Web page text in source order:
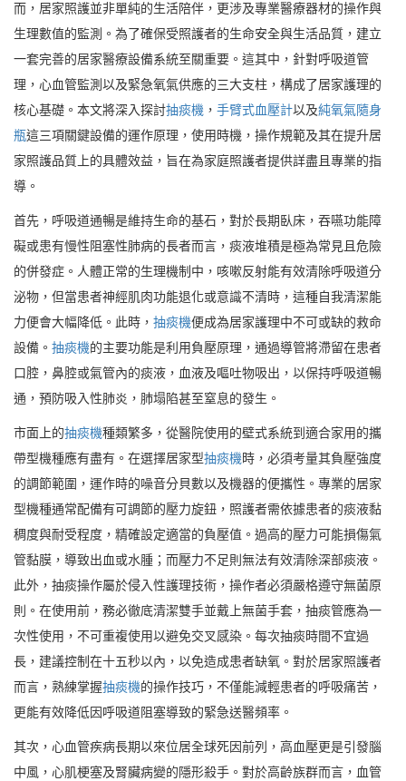
而，居家照護並非單純的生活陪伴，更涉及專業醫療器材的操作與
生理數值的監測。為了確保受照護者的生命安全與生活品質，建立
一套完善的居家醫療設備系統至關重要。這其中，針對呼吸道管
理，心血管監測以及緊急氧氣供應的三大支柱，構成了居家護理的
核心基礎。本文將深入探討抽痰機 ， 手臂式血壓計以及純氧氣隨身
瓶這三項關鍵設備的運作原理，使用時機，操作規範及其在提升居
家照護品質上的具體效益，旨在為家庭照護者提供詳盡且專業的指
導。
首先，呼吸道通暢是維持生命的基石，對於長期臥床，吞嚥功能障
礙或患有慢性阻塞性肺病的長者而言，痰液堆積是極為常見且危險
的併發症。人體正常的生理機制中，咳嗽反射能有效清除呼吸道分
泌物，但當患者神經肌肉功能退化或意識不清時，這種自我清潔能
力便會大幅降低。此時， 抽痰機便成為居家護理中不可或缺的救命
設備。 抽痰機的主要功能是利用負壓原理，通過導管將滯留在患者
口腔，鼻腔或氣管內的痰液，血液及嘔吐物吸出，以保持呼吸道暢
通，預防吸入性肺炎，肺塌陷甚至窒息的發生。
市面上的抽痰機種類繁多，從醫院使用的壁式系統到適合家用的攜
帶型機種應有盡有。在選擇居家型抽痰機時，必須考量其負壓強度
的調節範圍，運作時的噪音分貝數以及機器的便攜性。專業的居家
型機種通常配備有可調節的壓力旋鈕，照護者需依據患者的痰液黏
稠度與耐受程度，精確設定適當的負壓值。過高的壓力可能損傷氣
管黏膜，導致出血或水腫；而壓力不足則無法有效清除深部痰液。
此外，抽痰操作屬於侵入性護理技術，操作者必須嚴格遵守無菌原
則。在使用前，務必徹底清潔雙手並戴上無菌手套，抽痰管應為一
次性使用，不可重複使用以避免交叉感染。每次抽痰時間不宜過
長，建議控制在十五秒以內，以免造成患者缺氧。對於居家照護者
而言，熟練掌握抽痰機的操作技巧，不僅能減輕患者的呼吸痛苦，
更能有效降低因呼吸道阻塞導致的緊急送醫頻率。
其次，心血管疾病長期以來位居全球死因前列，高血壓更是引發腦
中風，心肌梗塞及腎臟病變的隱形殺手。對於高齡族群而言，血管